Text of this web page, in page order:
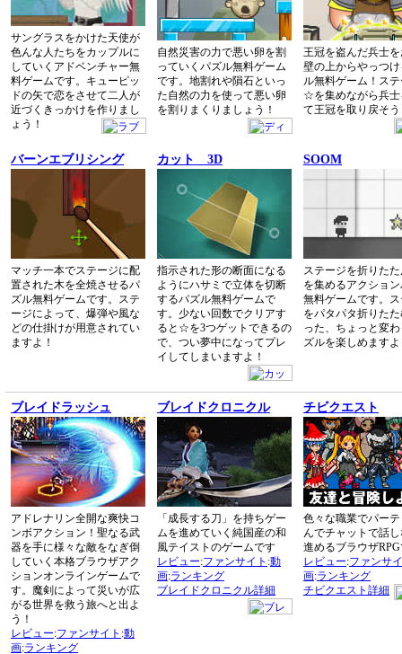
サングラスをかけた天使が
色んな人たちをカップルに
していくアドベンチャー無
料ゲームです。キューピッ
ドの矢で恋をさせて二人が
近づくきっかけを作りまし
ょう！
自然災害の力で悪い卵を割
っていくパズル無料ゲーム
です。地割れや隕石といっ
た自然の力を使って悪い卵
を割りまくりましょう！
王冠を盗んだ兵士
壁の上からやっつ
ル無料ゲーム！ス
☆を集めながら兵士
て王冠を取り戻そ
バーンエブリシング
マッチ一本でステージに配
置された木を全焼させるパ
ズル無料ゲームです。ステ
ージによって、爆弾や風な
どの仕掛けが用意されてい
ますよ！
カット 3D
指示された形の断面になる
ようにハサミで立体を切断
するパズル無料ゲームで
す。少ない回数でクリアす
ると☆を3つゲットできるの
で、つい夢中になってプレ
イしてしまいますよ！
SOOM
ステージを折りた
を集めるアクショ
無料ゲームです。
をパタパタ折りた
った、ちょっと変
ズルを楽しめます
ブレイドラッシュ
アドレナリン全開な爽快コ
ンボアクション！聖なる武
器を手に様々な敵をなぎ倒
していく本格ブラウザアク
ションオンラインゲームで
す。魔剣によって災いが広
がる世界を救う旅へと出よ
う！
レビュー:ファンサイト :動
画:ランキング
ブレイドクロニクル
「成長する刀」を持ちゲー
ムを進めていく純国産の和
風テイストのゲームです
レビュー:ファンサイト :動
画:ランキング
ブレイドクロニクル詳細
チビクエスト
色々な職業でパー
んでチャットで話
進めるブラウザ
レビュー:ファンサ
画:ランキング
チビクエスト詳細